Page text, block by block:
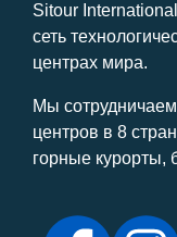
Sitour
сеть
центрах мира.
Мы
центров в 8
горные курорты,